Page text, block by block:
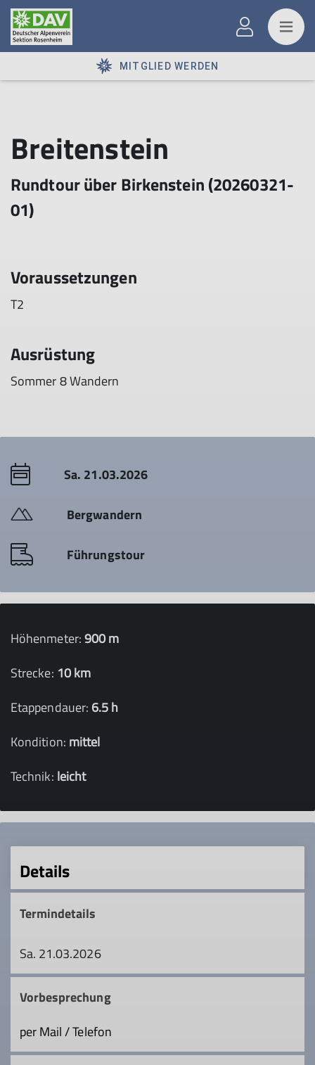
MITGLIED WERDEN
Breitenstein
Rundtour über Birkenstein (20260321-
01)
Voraussetzungen
T2
Ausrüstung
Sommer 8 Wandern
Sa. 21.03.2026
Bergwandern
Führungstour
Höhenmeter:900 m
Strecke: 10 km
Etappendauer: 6.5 h
Kondition: mittel
Technik: leicht
Details
Termindetails
Sa. 21.03.2026
Vorbesprechung
per Mail / Telefon